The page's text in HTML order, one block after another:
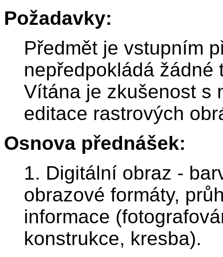
Požadavky:
Předmět je vstupním
nepředpokládá žádné
Vítána je zkušenost s
editace rastrových
Osnova přednášek:
1. Digitální obraz -
obrazové formáty,
informace
konstrukce, kresba).